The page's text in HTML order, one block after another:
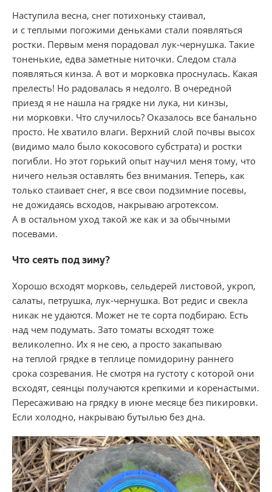
Наступила весна, снег потихоньку стаивал,
и с теплыми погожими деньками стали появляться
ростки. Первым меня порадовал лук-чернушка. Такие
тоненькие, едва заметные ниточки. Следом стала
появляться кинза. А вот и морковка проснулась. Какая
прелесть! Но радовалась я недолго. В очередной
приезд я не нашла на грядке ни лука, ни кинзы,
ни морковки. Что случилось? Оказалось все банально
просто. Не хватило влаги. Верхний слой почвы высох
(видимо мало было кокосового субстрата) и ростки
погибли. Но этот горький опыт научил меня тому, что
ничего нельзя оставлять без внимания. Теперь, как
только стаивает снег, я все свои подзимние посевы,
не дожидаясь всходов, накрываю агротексом.
А в остальном уход такой же как и за обычными
посевами.
Что сеять под ​зиму?
Хорошо всходят морковь, сельдерей листовой, укроп,
салаты, петрушка, лук-чернушка. Вот редис и свекла
никак не удаются. Может не те сорта подбираю. Есть
над чем подумать. Зато томаты всходят тоже
великолепно. Их я не сею, а просто закапываю
на теплой грядке в теплице помидорину раннего
срока созревания. Не смотря на густоту с которой они
всходят, сеянцы получаются крепкими и коренастыми.
Пересаживаю на грядку в июне месяце без пикировки.
Если холодно, накрываю бутылью без дна.